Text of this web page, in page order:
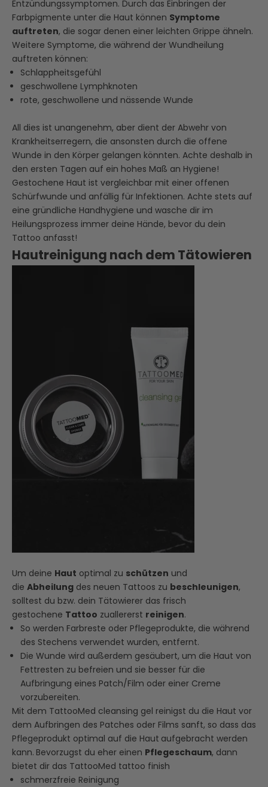
Entzündungssymptomen. Durch das Einbringen der
Farbpigmente unter die Haut können Symptome
auftreten, die sogar denen einer leichten Grippe ähneln.
Weitere Symptome, die während der Wundheilung
auftreten können:
Schlappheitsgefühl
geschwollene Lymphknoten
rote, geschwollene und nässende Wunde
All dies ist unangenehm, aber dient der Abwehr von
Krankheitserregern, die ansonsten durch die offene
Wunde in den Körper gelangen könnten. Achte deshalb in
den ersten Tagen auf ein hohes Maß an Hygiene!
Gestochene Haut ist vergleichbar mit einer offenen
Schürfwunde und anfällig für Infektionen. Achte stets auf
eine gründliche Handhygiene und wasche dir im
Heilungsprozess immer deine Hände, bevor du dein
Tattoo anfasst!
Hautreinigung nach dem Tätowieren
Um deine Haut optimal zu schützen und
die Abheilung des neuen Tattoos zu beschleunigen,
solltest du bzw. dein Tätowierer das frisch
gestochene Tattoo zuallererst reinigen.
So werden Farbreste oder Pflegeprodukte, die während
des Stechens verwendet wurden, entfernt.
Die Wunde wird außerdem gesäubert, um die Haut von
Fettresten zu befreien und sie besser für die
Aufbringung eines Patch/Film oder einer Creme
vorzubereiten.
Mit dem TattooMed cleansing gel reinigst du die Haut vor
dem Aufbringen des Patches oder Films sanft, so dass das
Pflegeprodukt optimal auf die Haut aufgebracht werden
kann. Bevorzugst du eher einen Pflegeschaum, dann
bietet dir das TattooMed tattoo finish
schmerzfreie Reinigung